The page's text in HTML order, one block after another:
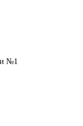
№1